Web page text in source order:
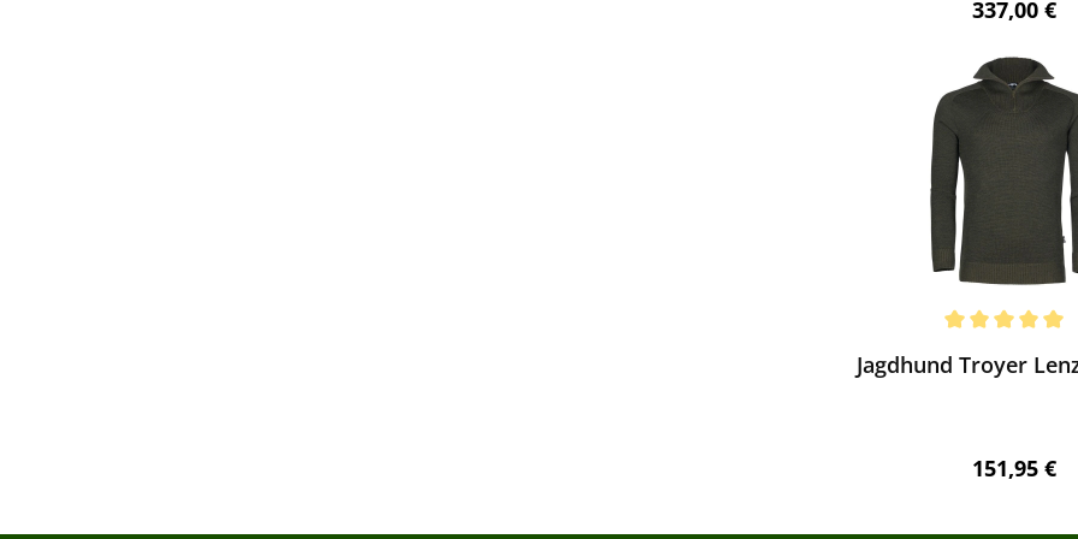
Regulärer
337,00 €
Jagdhund Troyer
Regulärer
151,95 €